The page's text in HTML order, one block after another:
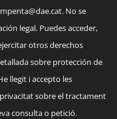
. No se
legal. Puedes acceder,
otros derechos
sobre protección de
llegit i accepto les
sobre el tractament
consulta o petició.